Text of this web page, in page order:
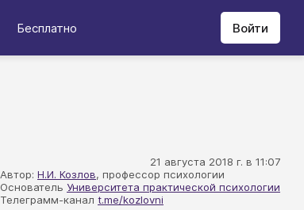
Бесплатно Войти
21 августа 2018 г. в 11:07
Автор: Н.И. Козлов, профессор психологии
Основатель Университета практической психологии
Телеграмм-канал t.me/kozlovni